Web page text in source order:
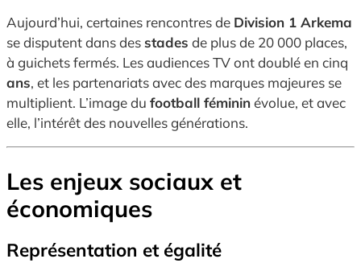
Aujourd’hui, certaines rencontres de Division 1 Arkema
se disputent dans des stades de plus de 20 000 places,
à guichets fermés. Les audiences TV ont doublé en cinq
ans, et les partenariats avec des marques majeures se
multiplient. L’image du football fémininévolue, et avec
elle, l’intérêt des nouvelles générations.
Les enjeux sociaux et
économiques
Représentation et égalité